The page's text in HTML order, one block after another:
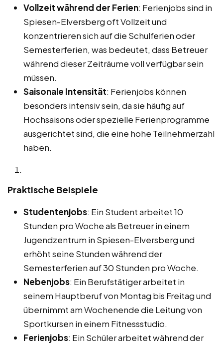
Vollzeit während der Ferien: Ferienjobs sind in
Spiesen-Elversberg oft Vollzeit und
konzentrieren sich auf die Schulferien oder
Semesterferien, was bedeutet, dass Betreuer
während dieser Zeiträume voll verfügbar sein
müssen.
Saisonale Intensität: Ferienjobs können
besonders intensiv sein, da sie häufig auf
Hochsaisons oder spezielle Ferienprogramme
ausgerichtet sind, die eine hohe Teilnehmerzahl
haben.
Praktische Beispiele
Studentenjobs: Ein Student arbeitet 10
Stunden pro Woche als Betreuer in einem
Jugendzentrum in Spiesen-Elversberg und
erhöht seine Stunden während der
Semesterferien auf 30 Stunden pro Woche.
Nebenjobs: Ein Berufstätiger arbeitet in
seinem Hauptberuf von Montag bis Freitag und
übernimmt am Wochenende die Leitung von
Sportkursen in einem Fitnessstudio.
Ferienjobs: Ein Schüler arbeitet während der